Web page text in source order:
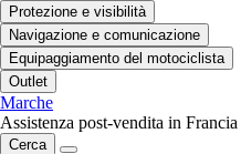
Protezione e visibilità
Navigazione e comunicazione
Equipaggiamento del motociclista
Outlet
Marche
Assistenza post-vendita in Francia
Cerca